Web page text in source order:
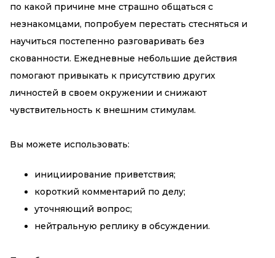
по какой причине мне страшно общаться с
незнакомцами, попробуем перестать стесняться и
научиться постепенно разговаривать без
скованности. Ежедневные небольшие действия
помогают привыкать к присутствию других
личностей в своем окружении и снижают
чувствительность к внешним стимулам.
Вы можете использовать:
инициирование приветствия;
короткий комментарий по делу;
уточняющий вопрос;
нейтральную реплику в обсуждении.